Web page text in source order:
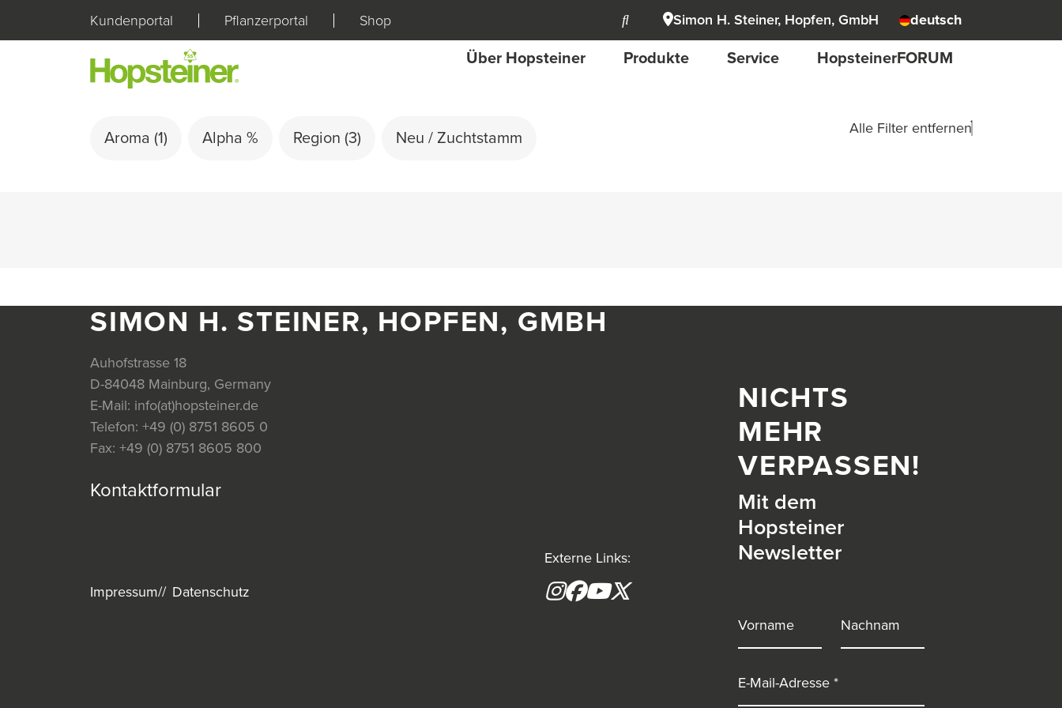
Kundenportal Pflanzerportal Shop Simon H. Steiner, Hopfen, GmbH deutsch
Über Hopsteiner Produkte Service HopsteinerFORUM
Aroma (1) Alpha % Region (3) Neu / Zuchtstamm
Alle Filter entfernen
SIMON H. STEINER, HOPFEN, GMBH
Auhofstrasse 18
D-84048 Mainburg, Germany
E-Mail: info(at)hopsteiner.de
Telefon: +49 (0) 8751 8605 0
Fax: +49 (0) 8751 8605 800
Kontaktformular
Externe Links:
Instagram
Facebook
YouTube
Impressum Datenschutz
NICHTS
MEHR
VERPASSEN!
Mit dem
Hopsteiner
Newsletter